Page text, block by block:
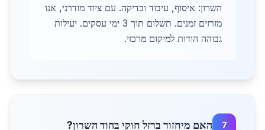
השרון: איסוף, עיבוד ובדיקה. עם ציוד מודרני, אנו
מזרזים זמנים. תשלום תוך 3 ימי עסקים. יעילות
גבוהה הודות למיקום מרכזי.
7 האם מיחזור ברזל חוקי בהוד השרון?